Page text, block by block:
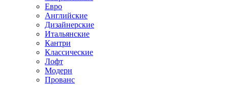
Евро
Английские
Дизайнерские
Итальянские
Кантри
Классические
Лофт
Модерн
Прованс